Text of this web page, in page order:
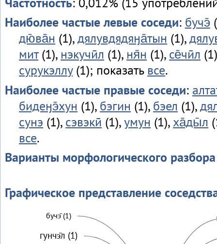
Наиболее частые левые соседи: бучэ̄
дю̄ва̄н (1),дялувдядяӈа̄тын (1),
мит(1), нэкучӣл (1), ня̄н (1), се̄чӣл
сурукэллу(1); показать все.
Наиболее частые правые соседи:
бидеӈэ̄хун (1), бэгин (1), бэел (1),
сунэ (1), сэвэкӣ (1),умун (1), ха̄ды̄л
все.
Варианты морфологического разбора
Графическое представление
бучэ̄ (1)
гунчэ̄л (1)